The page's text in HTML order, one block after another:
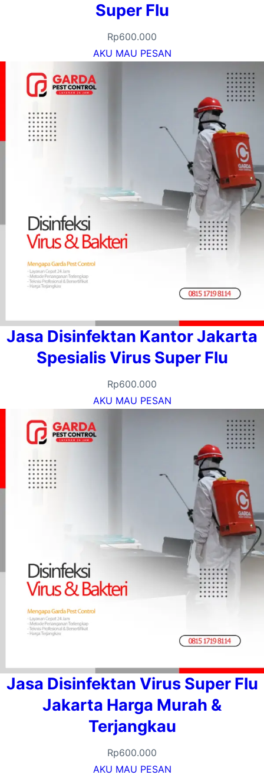
Super Flu
Rp600.000
AKU MAU PESAN
Jasa Disinfektan Kantor Jakarta
Spesialis Virus Super Flu
Rp600.000
AKU MAU PESAN
Jasa Disinfektan Virus Super Flu
Jakarta Harga Murah &
Terjangkau
Rp600.000
AKU MAU PESAN